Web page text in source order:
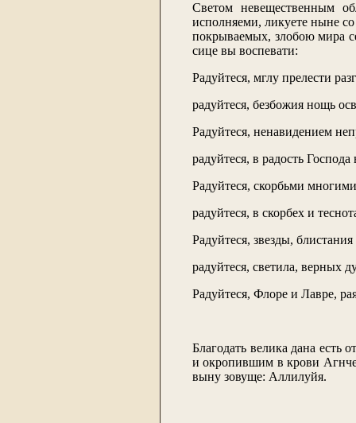
Светом невещественным
исполняеми, ликуете ныне
покрываемых, злобою мира
сице вы воспевати:
Радуйтеся, мглу прелести
радуйтеся, безбожия нощь
Радуйтеся, ненавидением
радуйтеся, в радость
Радуйтеся, скорбьми
радуйтеся, в скорбех и
Радуйтеся, звезды,
радуйтеся, светила, верных
Радуйтеся, Флоре и Лавре,
Благодать велика дана
и окропившим в крови
выну зовуще: Аллилуйя.